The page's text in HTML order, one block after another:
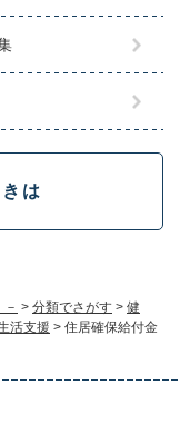
> 分類でさがす > 健
活支援 > 住居確保給付金
は